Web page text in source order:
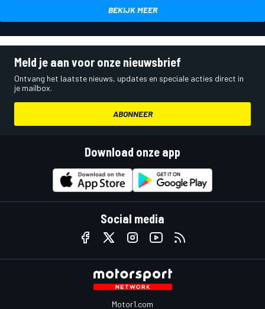
BEKIJK MEER
Meld je aan voor onze nieuwsbrief
Ontvang het laatste nieuws, updates en speciale acties direct in
je mailbox.
ABONNEER
Download onze app
Social media
Motor1.com